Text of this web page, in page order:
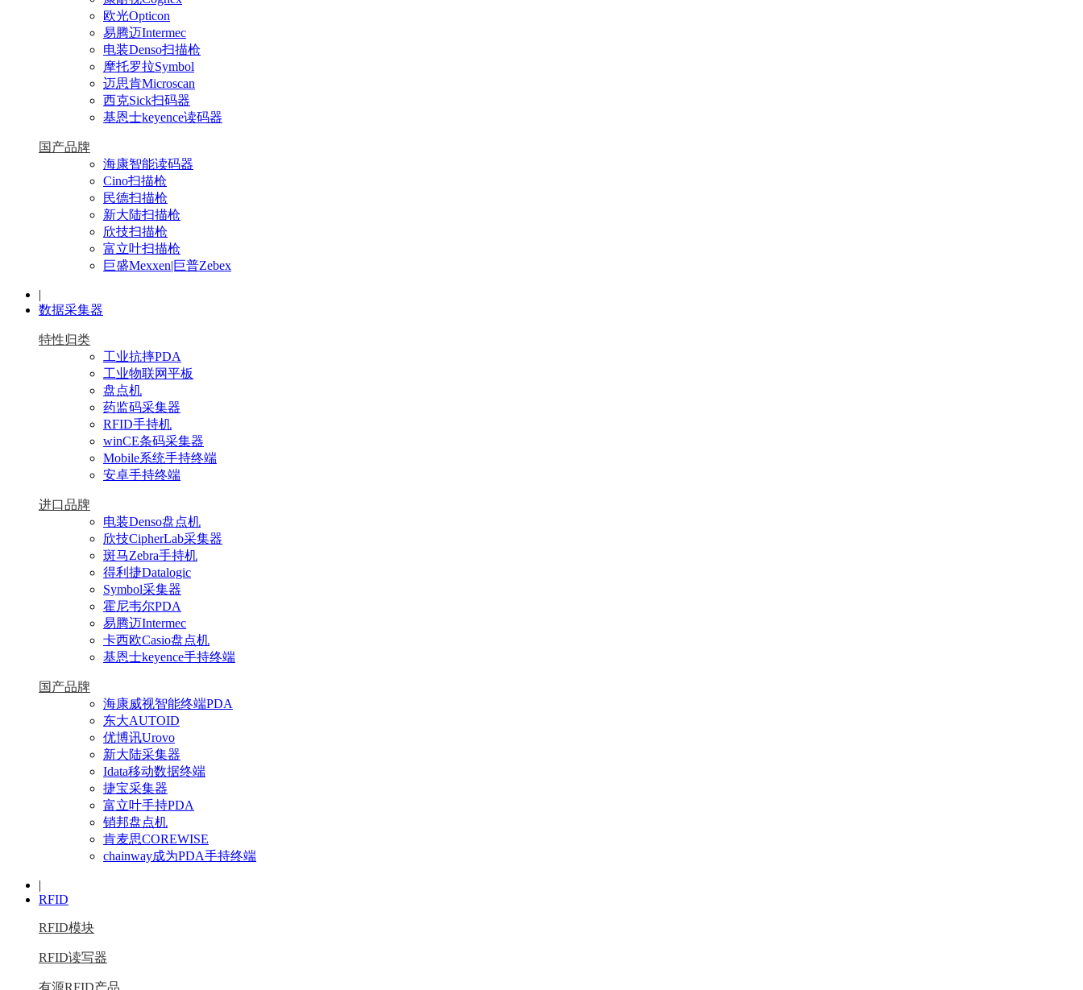
欧光Opticon
易腾迈Intermec
电装Denso扫描枪
摩托罗拉Symbol
迈思肯Microscan
西克Sick扫码器
基恩士keyence读码器
国产品牌
海康智能读码器
Cino扫描枪
民德扫描枪
新大陆扫描枪
欣技扫描枪
富立叶扫描枪
巨盛Mexxen|巨普Zebex
|
数据采集器
特性归类
工业抗摔PDA
工业物联网平板
盘点机
药监码采集器
RFID手持机
winCE条码采集器
Mobile系统手持终端
安卓手持终端
进口品牌
电装Denso盘点机
欣技CipherLab采集器
斑马Zebra手持机
得利捷Datalogic
Symbol采集器
霍尼韦尔PDA
易腾迈Intermec
卡西欧Casio盘点机
基恩士keyence手持终端
国产品牌
海康威视智能终端PDA
东大AUTOID
优博讯Urovo
新大陆采集器
Idata移动数据终端
捷宝采集器
富立叶手持PDA
销邦盘点机
肯麦思COREWISE
chainway成为PDA手持终端
|
RFID
RFID模块
RFID读写器
有源RFID产品